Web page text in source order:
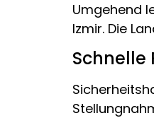
Umgehend
Izmir. Die
Schnelle